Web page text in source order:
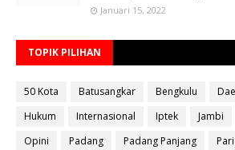
Januari 15, 2022
TOPIK PILIHAN
50 Kota Batusangkar Bengkulu
Hukum
Internasional Iptek Jambi
Opini
Padang Padang Panjang